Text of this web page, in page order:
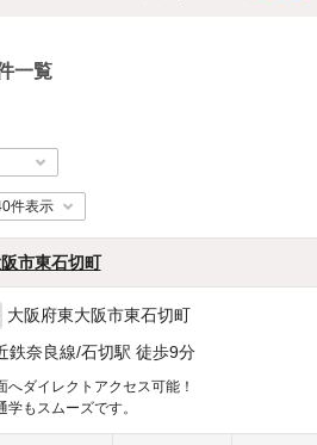
一覧
市東石切町
大阪府東大阪市東石切町
鉄奈良線/石切駅 徒歩9分
へダイレクトアクセス可能！
学もスムーズです。